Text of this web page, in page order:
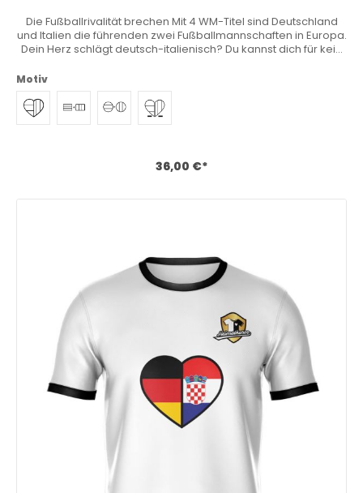
Die Fußballrivalität brechen Mit 4 WM-Titel sind Deutschland
und Italien die führenden zwei Fußballmannschaften in Europa.
Dein Herz schlägt deutsch-italienisch? Du kannst dich für kein
ist ein absoluter Hingucker. Dein cooles Heimatkurve® Trikot
vereint beide Nationen. Personalisiert ist dieses Heimatkurve®
Trikot ein besonderes einzigartiges Kleidungsstück, nicht nur
während der Weltmeisterschaft 2022. Download
Motiv
36,00 €*